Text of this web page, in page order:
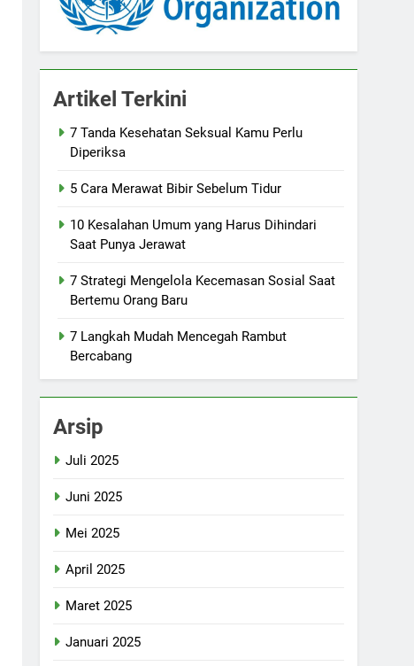
Artikel Terkini
7 Tanda Kesehatan Seksual Kamu Perlu
Diperiksa
5 Cara Merawat Bibir Sebelum Tidur
10 Kesalahan Umum yang Harus Dihindari
Saat Punya Jerawat
7 Strategi Mengelola Kecemasan Sosial Saat
Bertemu Orang Baru
7 Langkah Mudah Mencegah Rambut
Bercabang
Arsip
Juli 2025
Juni 2025
Mei 2025
April 2025
Maret 2025
Januari 2025